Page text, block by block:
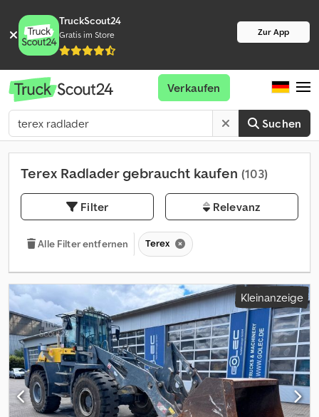
TruckScout24
Gratis im Store Zur App
Suchen
Verkaufen
Terex Radlader gebraucht kaufen (103)
Filter Relevanz
Alle Filter entfernen Terex
Kleinanzeige